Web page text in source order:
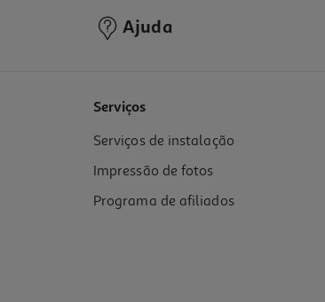
Ajuda
Serviços
Serviços de instalação
Impressão de fotos
Programa de afiliados